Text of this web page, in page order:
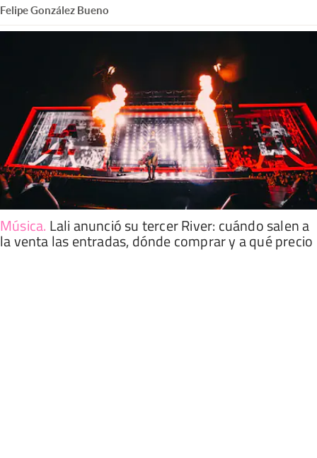
Felipe González Bueno
Música. Lali anunció su tercer River: cuándo salen a
la venta las entradas, dónde comprar y a qué precio